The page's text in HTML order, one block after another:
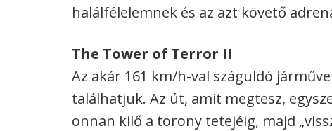
halálfélelemnek és az azt követő
The Tower of Terror II
Az akár 161 km/h-val száguldó
találhatjuk. Az út, amit megtesz,
onnan kilő a torony tetejéig, majd